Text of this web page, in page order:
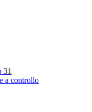
31
a controllo